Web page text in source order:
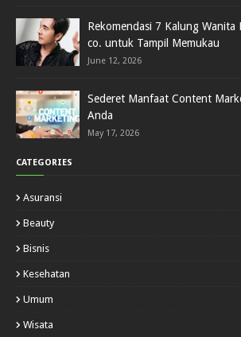
Rekomendasi 7 Kalung Wanita
co. untuk Tampil Memukau
June 12, 2026
Sederet Manfaat Content
Anda
May 17, 2026
CATEGORIES
Asuransi
Beauty
Bisnis
Kesehatan
Umum
Wisata